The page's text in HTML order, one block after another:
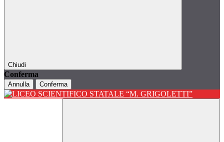
Chiudi
Conferma
Annulla Conferma